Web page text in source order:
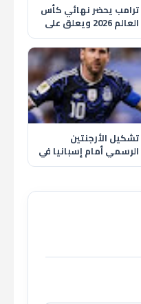
ترامب يحضر نهائي كأس
العالم 2026 ويعلق على
ليونيل ميسي
تشكيل الأرجنتين
الرسمي أمام إسبانيا في
نهائي كأس العالم
التانجو